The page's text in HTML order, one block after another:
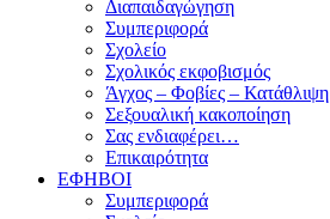
Διαπαιδαγώγηση
Συμπεριφορά
Σχολείο
Σχολικός εκφοβισμός
Άγχος – Φοβίες – Κατάθλιψη
Σεξουαλική κακοποίηση
Σας ενδιαφέρει…
Επικαιρότητα
ΕΦΗΒΟΙ
Συμπεριφορά